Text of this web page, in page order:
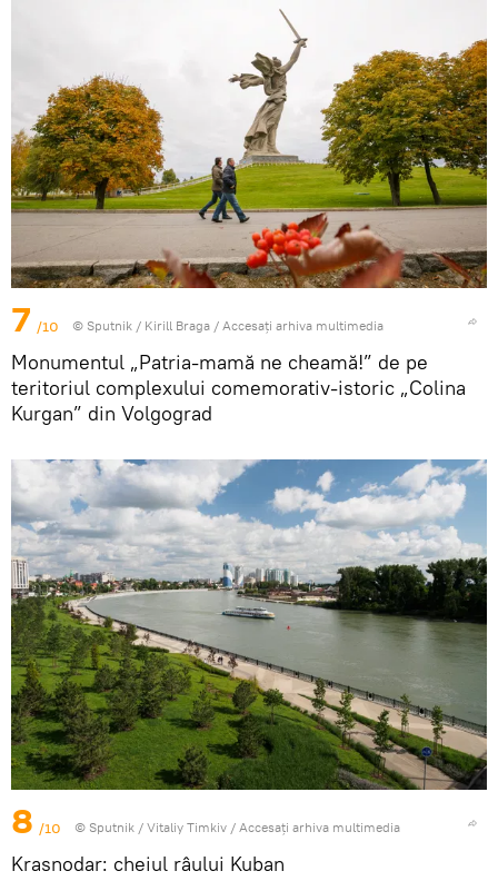
7 /10 © Sputnik / Kirill Braga / Accesați arhiva multimedia
Monumentul „Patria-mamă ne cheamă!” de pe
teritoriul complexului comemorativ-istoric „Colina
Kurgan” din Volgograd
8 /10 © Sputnik / Vitaliy Timkiv / Accesați arhiva multimedia
Krasnodar: cheiul râului Kuban